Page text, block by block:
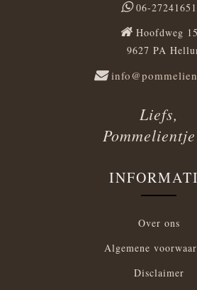
06-27241651
Hoofdweg 15
9627 PA
Liefs,
Over ons
Algemene
Disclaimer